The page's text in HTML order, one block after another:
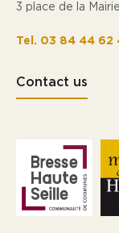
3 place de la
Tel. 03 84 44 62
Contact us